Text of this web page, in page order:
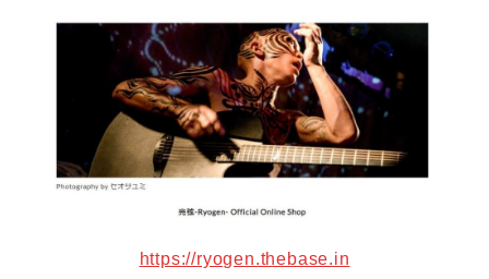
https://ryogen.thebase.in